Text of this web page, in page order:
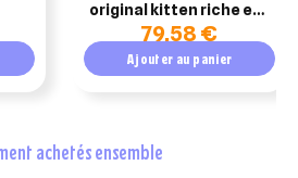
original kitten riche en
poulet 10kg79,58 €
Ajouter au panier
achetés ensemble